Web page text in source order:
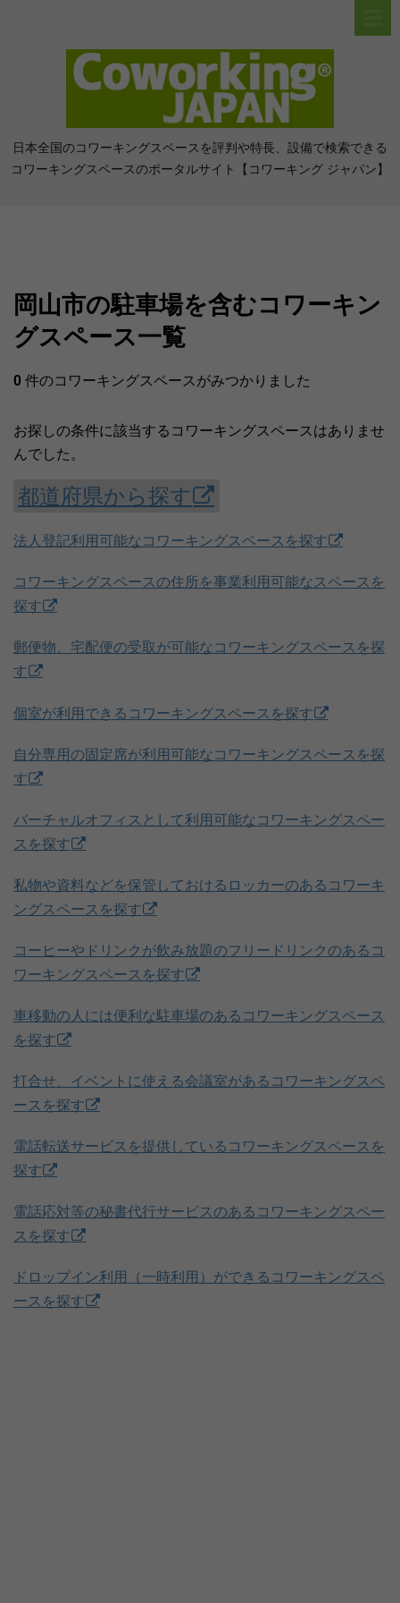
日本全国のコワーキングスペースを評判や特長、設備で検索できる
コワーキングスペースのポータルサイト【コワーキング ジャパン】
岡山市の駐車場を含むコワーキン
グスペース一覧
0 件のコワーキングスペースがみつかりました
お探しの条件に該当するコワーキングスペースはありませ
んでした。
都道府県から探す
法人登記利用可能なコワーキングスペースを探す
コワーキングスペースの住所を事業利用可能なスペースを
探す
郵便物、宅配便の受取が可能なコワーキングスペースを探
す
個室が利用できるコワーキングスペースを探す
自分専用の固定席が利用可能なコワーキングスペースを探
す
バーチャルオフィスとして利用可能なコワーキングスペー
スを探す
私物や資料などを保管しておけるロッカーのあるコワーキ
ングスペースを探す
コーヒーやドリンクが飲み放題のフリードリンクのあるコ
ワーキングスペースを探す
車移動の人には便利な駐車場のあるコワーキングスペース
を探す
打合せ、イベントに使える会議室があるコワーキングスペ
ースを探す
電話転送サービスを提供しているコワーキングスペースを
探す
電話応対等の秘書代行サービスのあるコワーキングスペー
スを探す
ドロップイン利用（一時利用）ができるコワーキングスペ
ースを探す